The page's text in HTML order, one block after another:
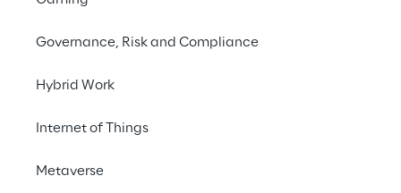
Governance, Risk and Compliance
Hybrid Work
Internet of Things
Metaverse
Gargamel que
missão, e assim
truques de mágica,